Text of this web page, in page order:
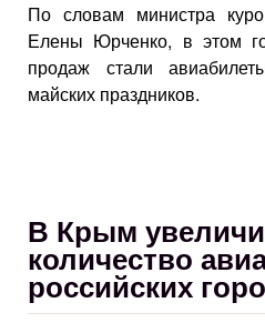
По словам министра
Елены Юрченко, в этом
продаж стали
майских праздников.
В Крым
количество
российских